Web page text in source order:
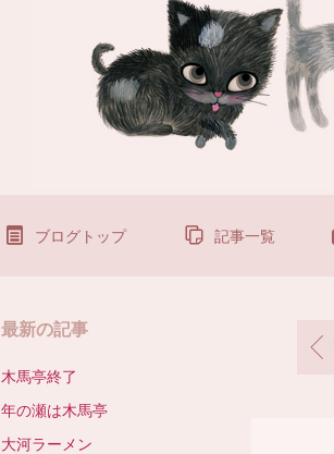
ブログトップ 記事一覧
最新の記事
木馬亭終了
年の瀬は木馬亭
大河ラーメン